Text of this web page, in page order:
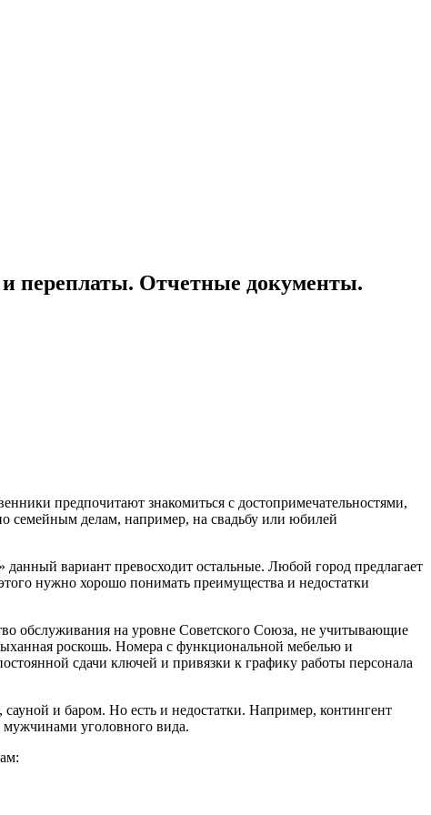
и переплаты. Отчетные документы.
предпочитают знакомиться с достопримечательностями,
семейным делам, например, на свадьбу или юбилей
вариант превосходит остальные. Любой город предлагает
нужно хорошо понимать преимущества и недостатки
обслуживания на уровне Советского Союза, не учитывающие
роскошь. Номера с функциональной мебелью и
сдачи ключей и привязки к графику работы персонала
и баром. Но есть и недостатки. Например, контингент
мужчинами уголовного вида.